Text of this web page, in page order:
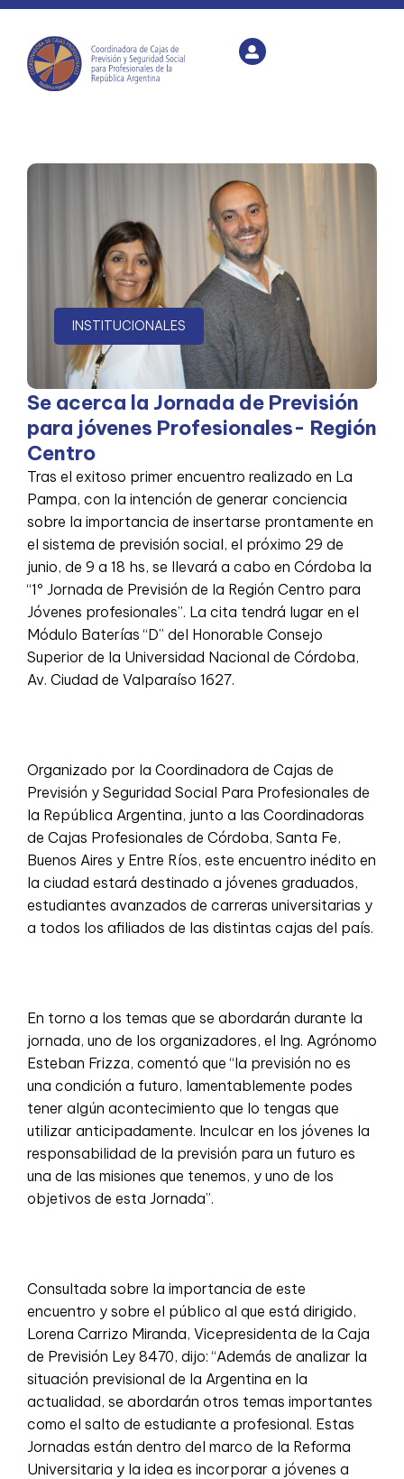
INSTITUCIONALES
Se acerca la Jornada de Previsión
para jóvenes Profesionales- Región
Centro
Tras el exitoso primer encuentro realizado en La
Pampa, con la intención de generar conciencia
sobre la importancia de insertarse prontamente en
el sistema de previsión social, el próximo 29 de
junio, de 9 a 18 hs, se llevará a cabo en Córdoba la
“1º Jornada de Previsión de la Región Centro para
Jóvenes profesionales”. La cita tendrá lugar en el
Módulo Baterías “D” del Honorable Consejo
Superior de la Universidad Nacional de Córdoba,
Av. Ciudad de Valparaíso 1627.
Organizado por la Coordinadora de Cajas de
Previsión y Seguridad Social Para Profesionales de
la República Argentina, junto a las Coordinadoras
de Cajas Profesionales de Córdoba, Santa Fe,
Buenos Aires y Entre Ríos, este encuentro inédito en
la ciudad estará destinado a jóvenes graduados,
estudiantes avanzados de carreras universitarias y
a todos los afiliados de las distintas cajas del país.
En torno a los temas que se abordarán durante la
jornada, uno de los organizadores, el Ing. Agrónomo
Esteban Frizza, comentó que “la previsión no es
una condición a futuro, lamentablemente podes
tener algún acontecimiento que lo tengas que
utilizar anticipadamente. Inculcar en los jóvenes la
responsabilidad de la previsión para un futuro es
una de las misiones que tenemos, y uno de los
objetivos de esta Jornada”.
Consultada sobre la importancia de este
encuentro y sobre el público al que está dirigido,
Lorena Carrizo Miranda, Vicepresidenta de la Caja
de Previsión Ley 8470, dijo: “Además de analizar la
situación previsional de la Argentina en la
actualidad, se abordarán otros temas importantes
como el salto de estudiante a profesional. Estas
Jornadas están dentro del marco de la Reforma
Universitaria y la idea es incorporar a jóvenes a